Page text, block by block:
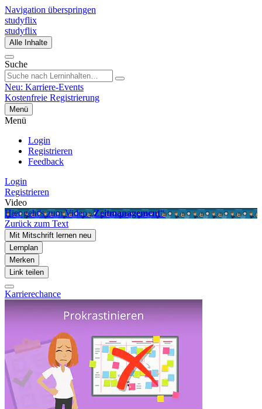
Navigation überspringen
studyflix
studyflix
Alle Inhalte
Suche
Neu: Karriere-Events
Kostenfreie Registrierung
Menü
Menü
Login
Registrieren
Feedback
Login
Registrieren
Video
Hier geht's zum Video „Zeitmanagement“
Zurück zum Text
Mit Mitschrift lernen neu
Lernplan
Merken
Link teilen
Karrierechance